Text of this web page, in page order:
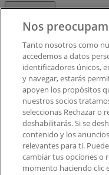
Contacto
Tienda mal
Notificar un
¿Encontraste un
aplicación?
Índices
Nos
Tanto nosotros como
accedemos a datos
identificadores únicos,
y navegar, estarás
apoyen los propósitos
nuestros socios
seleccionas Rechazar o
deshabilitarás. Si se
contenido y los
relevantes para ti.
cambiar tus opciones o
momento haciendo clic